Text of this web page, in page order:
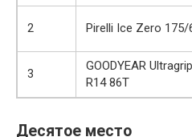
2 Pirelli Ice Zero 175/
3
GOODYEAR
R14 86T
Десятое место